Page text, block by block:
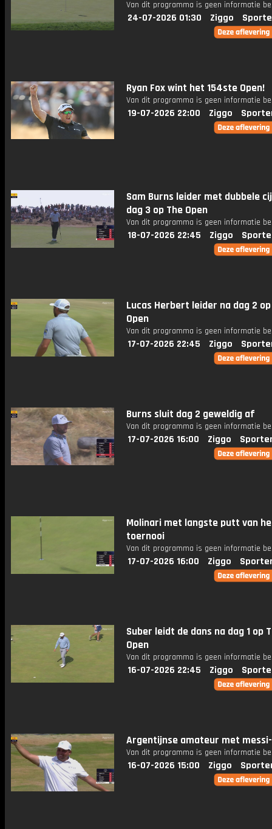
Van dit programma is geen informatie
24-07-2026 01:30 Ziggo
Ryan Fox wint het 154ste Open!
Van dit programma is geen informatie
19-07-2026 22:00 Ziggo
Sam Burns leider met dubbele
dag 3 op The Open
Van dit programma is geen informatie
18-07-2026 22:45 Ziggo
Lucas Herbert leider na dag 2
Open
Van dit programma is geen informatie
17-07-2026 22:45 Ziggo
Burns sluit dag 2 geweldig af
Van dit programma is geen informatie
17-07-2026 16:00 Ziggo
Molinari met langste putt van
toernooi
Van dit programma is geen informatie
17-07-2026 16:00 Ziggo
Suber leidt de dans na dag 1 op
Open
Van dit programma is geen informatie
16-07-2026 22:45 Ziggo
Argentijnse amateur met
Van dit programma is geen informatie
16-07-2026 15:00 Ziggo